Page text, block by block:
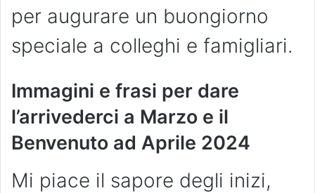
per augurare un buongiorno
speciale a colleghi e famigliari.
Immagini e frasi per dare
l’arrivederci a Marzo e il
Benvenuto ad Aprile 2024
Mi piace il sapore degli inizi,